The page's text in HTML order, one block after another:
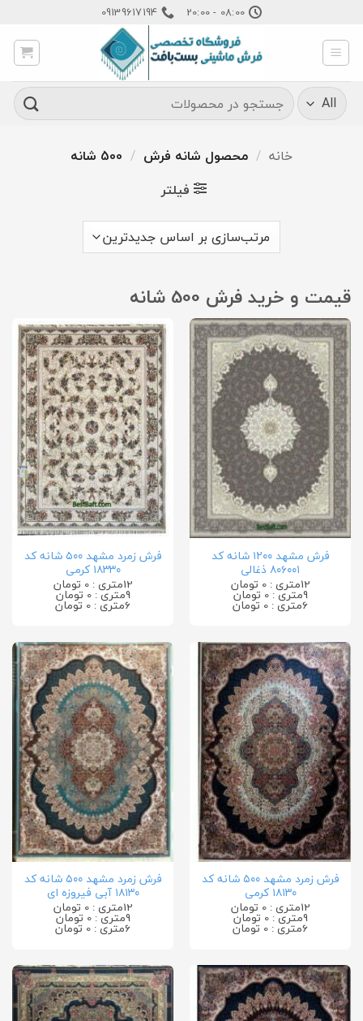
content
08:00 - 20:00
09139617194
جستجو
برای:
خانه / محصول شانه فرش /
فیلتر
قیمت و خرید فرش 500 شانه
فرش مشهد ۱۲۰۰ شانه کد
۸۰۶۰۰۱ ذغالی
12متری : 0 تومان
9متری : 0 تومان
6متری : 0 تومان
فرش زمرد مشهد ۵۰۰ شانه کد
۱۸۳۳۰ کرمی
12متری : 0 تومان
9متری : 0 تومان
6متری : 0 تومان
فرش زمرد مشهد ۵۰۰ شانه کد
۱۸۱۳۰ کرمی
12متری : 0 تومان
9متری : 0 تومان
6متری : 0 تومان
فرش زمرد مشهد ۵۰۰ شانه کد
۱۸۱۳۰ آبی فیروزه ای
12متری : 0 تومان
9متری : 0 تومان
6متری : 0 تومان